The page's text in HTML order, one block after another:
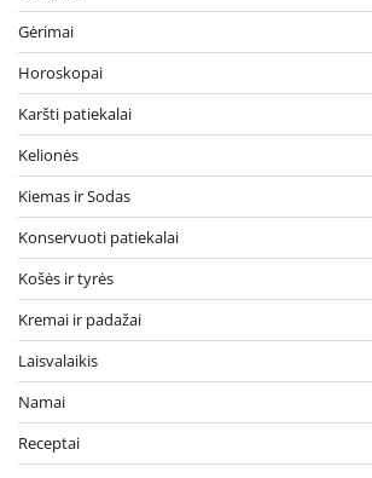
Gėrimai
Horoskopai
Karšti patiekalai
Kelionės
Kiemas ir Sodas
Konservuoti patiekalai
Košės ir tyrės
Kremai ir padažai
Laisvalaikis
Namai
Receptai